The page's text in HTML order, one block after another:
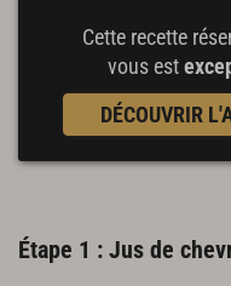
Cette recette
vous est
DÉCOUVRIR
Étape 1 : Jus de